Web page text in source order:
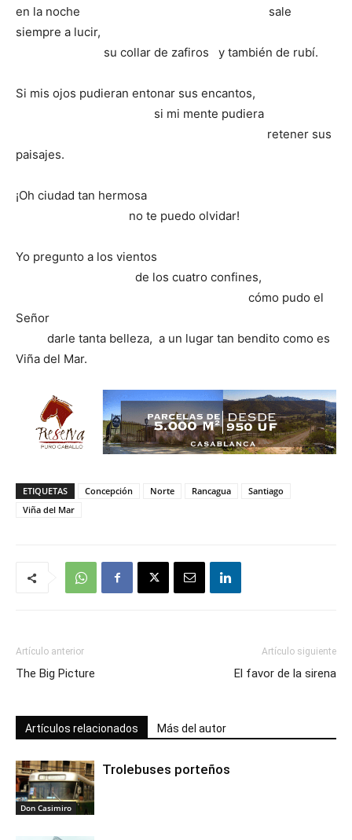
en la noche sale
siempre a lucir,
su collar de zafiros y también de rubí.
Si mis ojos pudieran entonar sus encantos,
si mi mente pudiera
retener sus
paisajes.
¡Oh ciudad tan hermosa
no te puedo olvidar!
Yo pregunto a los vientos
de los cuatro confines,
cómo pudo el
Señor
darle tanta belleza, a un lugar tan bendito como es
Viña del Mar.
ETIQUETAS Concepción Norte Rancagua
Santiago
Viña del Mar
Artículo anterior
The Big Picture
Artículo siguiente
El favor de la sirena
Artículos relacionados Más del autor
Don Casimiro
Trolebuses porteños